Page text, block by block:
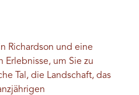
Richardson und eine
Erlebnisse, um Sie zu
Tal, die Landschaft, das